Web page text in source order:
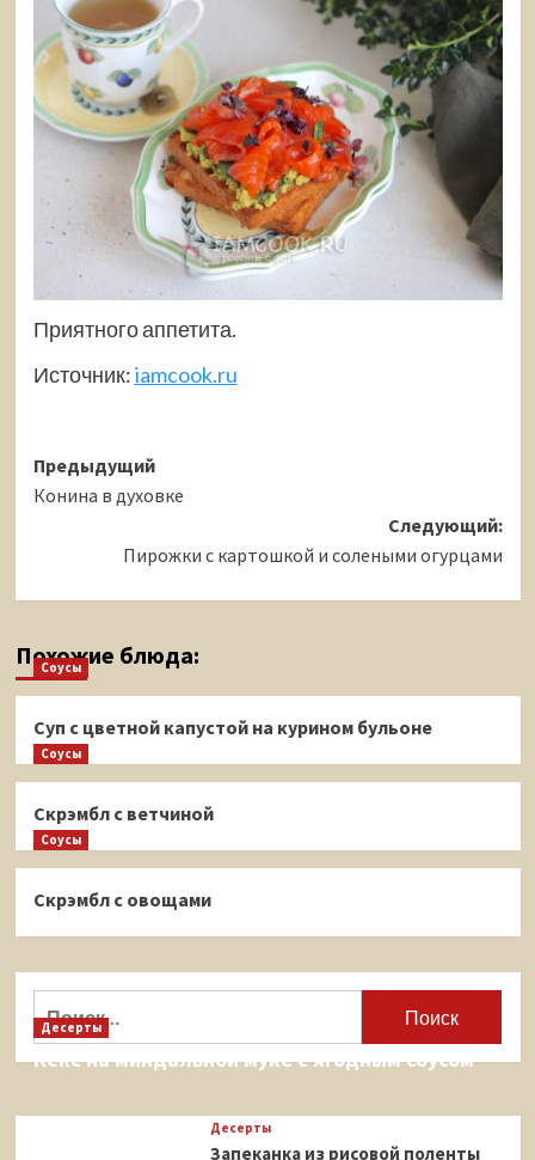
Приятного аппетита.
Источник:iamcook.ru
Навигация
записи
Предыдущий
Конина в духовке
Следующий:
Пирожки с картошкой и солеными огурцами
Похожие блюда:
Соусы
Суп с цветной капустой на курином бульоне
Соусы
Скрэмбл с ветчиной
Соусы
Скрэмбл с овощами
Десерты
Кекс на миндальной муке с ягодным соусом
Десерты
Запеканка из рисовой поленты